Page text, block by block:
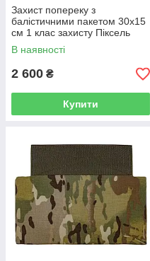
Захист попереку з
балістичними пакетом 30х15
см 1 клас захисту Піксель
В наявності
2 600 ₴
Купити